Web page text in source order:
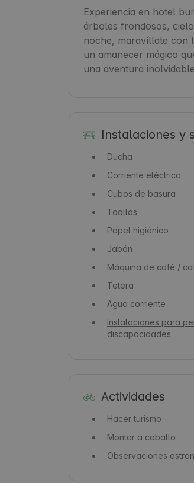
Experiencia en hotel
árboles frondosos,
noche, maravíllate con
un amanecer mágico
una aventura
Instalaciones y
Ducha
Corriente eléctrica
Cubos de basura
Toallas
Papel higiénico
Jabón
Máquina de café /
Tetera
Agua corriente
Instalaciones para
discapacidades
Actividades
Hacer turismo
Montar a caballo
Observaciones